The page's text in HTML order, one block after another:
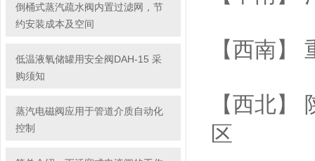
倒桶式蒸汽疏水阀内置过滤网，节
约安装成本及空间
低温液氧储罐用安全阀DAH-15 采
购须知
蒸汽电磁阀应用于管道介质自动化
控制
【西南】
【西北
区